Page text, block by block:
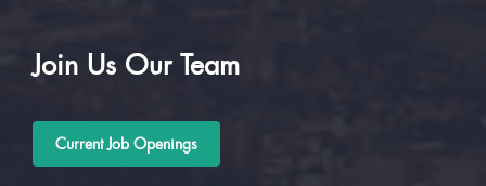
Join Us Our Team
Current Job Openings